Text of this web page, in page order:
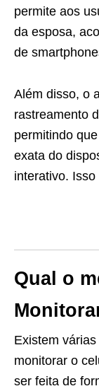
permite aos
da esposa,
de
Além disso, o
rastreamento
permitindo
exata do
interativo.
Qual o
Existem
monitorar o
ser feita de